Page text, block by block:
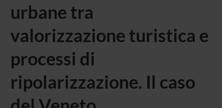
urbane tra
valorizzazione turistica e
processi di
ripolarizzazione. Il caso